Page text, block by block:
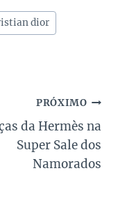
dior
PRÓXIMO
da Hermès na
Super Sale dos
Namorados